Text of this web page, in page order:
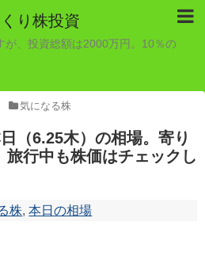
り株投資
が、投資総額は2000万円。10％の
気になる株
（6.25木）の相場。寄り
旅行中も株価はチェックし
株,本日の相場